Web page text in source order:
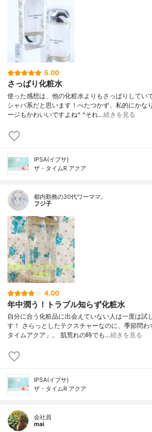
5.00
さっぱり化粧水
使った感想は、他の化粧水よりもさっぱりしてい
シャバ系だと思います！べたつかず、私的にかな
ージもかわいいですよね^ ^それ…続きを見る
IPSA(イプサ)
ザ・タイムR アクア
都内勤務の30代ワーママ。
フジ子
4.00
年中潤う！トラブル知らず化粧水
自分に合う化粧品に出会えていない人は一度は試
す！ さらっとしたテクスチャーなのに、季節問わ
タイムアクア」。 肌荒れの時でも…続きを見る
IPSA(イプサ)
ザ・タイムR アクア
会社員
mai